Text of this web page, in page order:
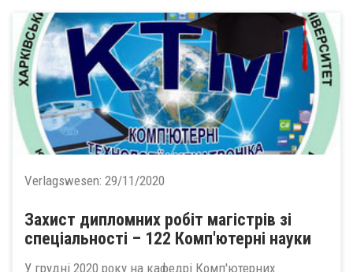
Verlagswesen: 29/11/2020
Захист дипломних робіт магістрів зі
спеціальності – 122 Комп'ютерні науки
У грудні 2020 року на кафедрі Комп'ютерних